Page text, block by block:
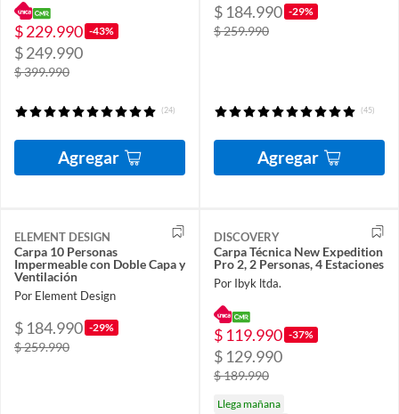
$ 229.990 -43%
$ 249.990
$ 399.990
(24)
Agregar
$ 184.990 -29%
$ 259.990
(45)
Agregar
ELEMENT DESIGN
Carpa 10 Personas
Impermeable con Doble Capa y
Ventilación
Por Element Design
$ 184.990 -29%
$ 259.990
DISCOVERY
Carpa Técnica New Expedition
Pro 2, 2 Personas, 4 Estaciones
Por Ibyk ltda.
$ 119.990 -37%
$ 129.990
$ 189.990
Llega mañana